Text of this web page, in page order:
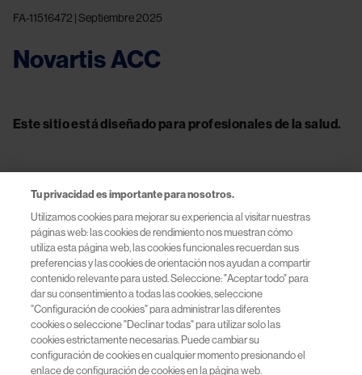
FA-11516472 | Septiembre 2025
Novartis ACC
Este sitio está diseñado para profesionales de la salud.
Información útil
Términos y Condiciones
Políticas de Privacidad
Políticas de Cookies
Tu privacidad es importante para nosotros.
Utilizamos cookies para mejorar su experiencia al visitar nuestras
páginas web: las cookies de rendimiento nos muestran cómo
utiliza esta página web, las cookies funcionales recuerdan sus
preferencias y las cookies de orientación nos ayudan a compartir
contenido relevante para usted. Seleccione: "Aceptar todo" para
dar su consentimiento a todas las cookies, seleccione
"Configuración de cookies" para administrar las diferentes
cookies o seleccione "Declinar todas" para utilizar solo las
cookies estrictamente necesarias. Puede cambiar su
configuración de cookies en cualquier momento presionando el
enlace de configuración de cookies en la página web.